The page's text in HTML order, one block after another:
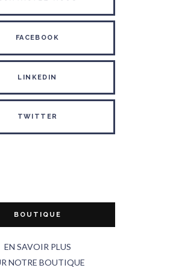
FACEBOOK
LINKEDIN
TWITTER
BOUTIQUE
EN SAVOIR PLUS
NOTRE BOUTIQUE